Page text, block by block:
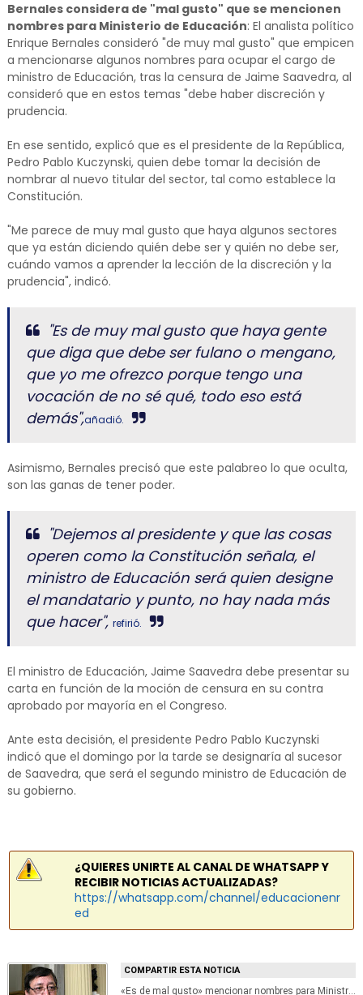
Bernales considera de "mal gusto" que se mencionen
nombres para Ministerio de Educación: El analista político
Enrique Bernales consideró "de muy mal gusto" que empicen
a mencionarse algunos nombres para ocupar el cargo de
ministro de Educación, tras la censura de Jaime Saavedra, al
consideró que en estos temas "debe haber discreción y
prudencia.
En ese sentido, explicó que es el presidente de la República,
Pedro Pablo Kuczynski, quien debe tomar la decisión de
nombrar al nuevo titular del sector, tal como establece la
Constitución.
"Me parece de muy mal gusto que haya algunos sectores
que ya están diciendo quién debe ser y quién no debe ser,
cuándo vamos a aprender la lección de la discreción y la
prudencia", indicó.
"Es de muy mal gusto que haya gente
que diga que debe ser fulano o mengano,
que yo me ofrezco porque tengo una
vocación de no sé qué, todo eso está
demás",añadió.
Asimismo, Bernales precisó que este palabreo lo que oculta,
son las ganas de tener poder.
"Dejemos al presidente y que las cosas
operen como la Constitución señala, el
ministro de Educación será quien designe
el mandatario y punto, no hay nada más
que hacer", refirió.
El ministro de Educación, Jaime Saavedra debe presentar su
carta en función de la moción de censura en su contra
aprobado por mayoría en el Congreso.
Ante esta decisión, el presidente Pedro Pablo Kuczynski
indicó que el domingo por la tarde se designaría al sucesor
de Saavedra, que será el segundo ministro de Educación de
su gobierno.
¿QUIERES UNIRTE AL CANAL DE WHATSAPP Y
RECIBIR NOTICIAS ACTUALIZADAS?
https://whatsapp.com/channel/educacionenr
ed
COMPARTIR ESTA NOTICIA
«Es de mal gusto» mencionar nombres para Ministro de Educación, sostuvo analista político Enrique Bernales